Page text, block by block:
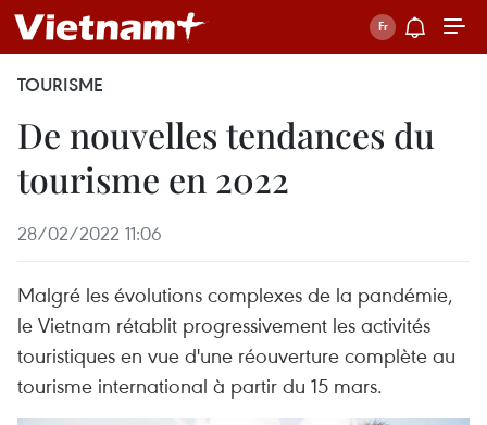
TOURISME
De nouvelles tendances du
tourisme en 2022
28/02/2022 11:06
Malgré les évolutions complexes de la pandémie,
le Vietnam rétablit progressivement les activités
touristiques en vue d'une réouverture complète au
tourisme international à partir du 15 mars.